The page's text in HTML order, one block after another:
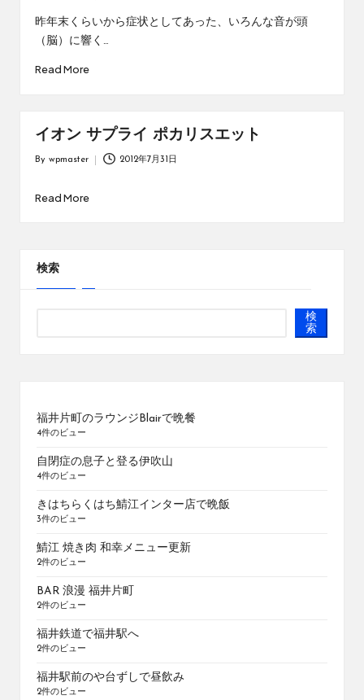
by
昨年末くらいから症状としてあった、いろんな音が頭
（脳）に響く…
Read More
イオン サプライ ポカリスエット
By wpmaster 2012年7月31日
Read More
検索
検
索
福井片町のラウンジBlairで晩餐
4件のビュー
自閉症の息子と登る伊吹山
4件のビュー
きはちらくはち鯖江インター店で晩飯
3件のビュー
鯖江 焼き肉 和幸メニュー更新
2件のビュー
BAR 浪漫 福井片町
2件のビュー
福井鉄道で福井駅へ
2件のビュー
福井駅前のや台ずしで昼飲み
2件のビュー